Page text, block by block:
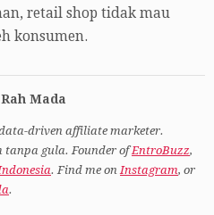
retail shop tidak mau
konsumen.
Mada
driven affiliate marketer.
tanpa gula. Founder ofEntroBuzz,
. Find me onInstagram, or
.